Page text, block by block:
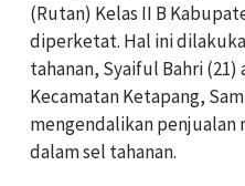
(Rutan) Kelas II B
diperketat. Hal ini
tahanan, Syaiful Bahri (21)
Kecamatan Ketapang,
mengendalikan penjualan
dalam sel tahanan.